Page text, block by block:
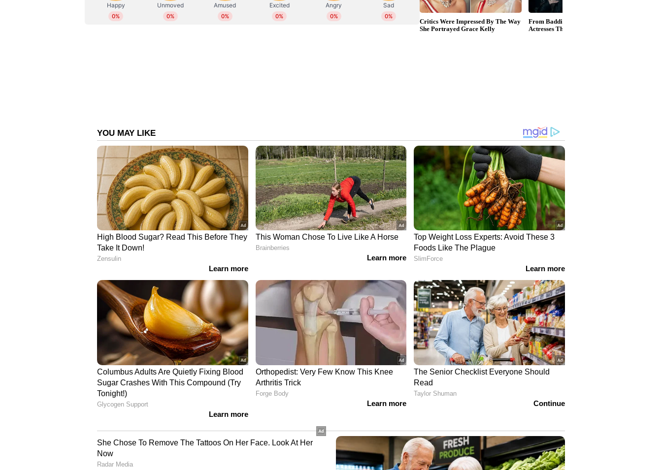
കൂടാതെ അവക്കാഡോയും പഴവും ഉപയോഗിച്ചും ഹെയര്‍ മാസ്ക് തയ്യാറാക്കാം. ഒരു
പഴം നന്നായി ഉടച്ചതിലേയ്ക്ക് അവക്കാഡോയുടെ മാംസളമായ ഭാഗം ചേർത്ത്
മിശ്രിതമാക്കാം. ഇനി ഈ മിശ്രിതം തലമുടിയിൽ പുരട്ടി 15 മിനിറ്റിനു ശേഷം
കഴുകിക്കളയാം. തലമുടി വളരാന്‍ ഈ മാസ്കും സഹായിക്കും.
Also Read: മേക്കപ്പ് നീക്കം ചെയ്യുമ്പോള്‍ ശ്രദ്ധിക്കേണ്ട ഏഴ് കാര്യങ്ങള്‍...